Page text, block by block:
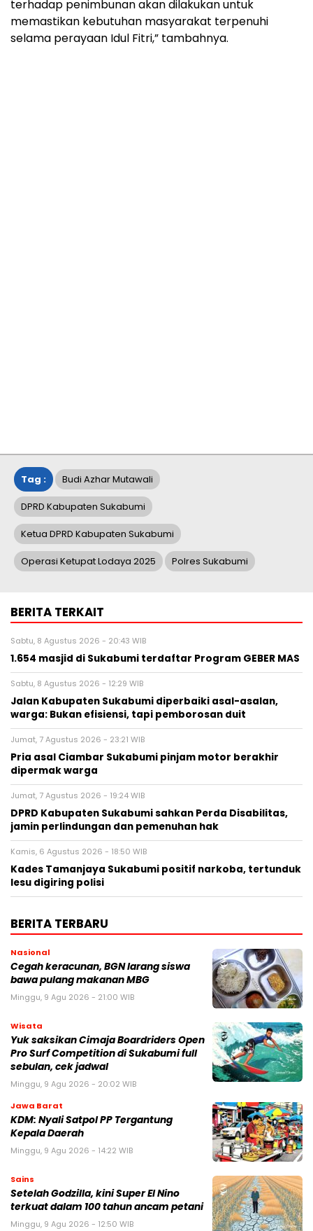
terhadap penimbunan akan dilakukan untuk
memastikan kebutuhan masyarakat terpenuhi
selama perayaan Idul Fitri,” tambahnya.
Tag : Budi Azhar Mutawali
DPRD Kabupaten Sukabumi
Ketua DPRD Kabupaten Sukabumi
Operasi Ketupat Lodaya 2025 Polres Sukabumi
BERITA TERKAIT
Sabtu, 8 Agustus 2026 - 20:43 WIB
1.654 masjid di Sukabumi terdaftar Program GEBER MAS
Sabtu, 8 Agustus 2026 - 12:29 WIB
Jalan Kabupaten Sukabumi diperbaiki asal-asalan,
warga: Bukan efisiensi, tapi pemborosan duit
Jumat, 7 Agustus 2026 - 23:21 WIB
Pria asal Ciambar Sukabumi pinjam motor berakhir
dipermak warga
Jumat, 7 Agustus 2026 - 19:24 WIB
DPRD Kabupaten Sukabumi sahkan Perda Disabilitas,
jamin perlindungan dan pemenuhan hak
Kamis, 6 Agustus 2026 - 18:50 WIB
Kades Tamanjaya Sukabumi positif narkoba, tertunduk
lesu digiring polisi
BERITA TERBARU
Nasional
Cegah keracunan, BGN larang siswa
bawa pulang makanan MBG
Minggu, 9 Agu 2026 - 21:00 WIB
Wisata
Yuk saksikan Cimaja Boardriders Open
Pro Surf Competition di Sukabumi full
sebulan, cek jadwal
Minggu, 9 Agu 2026 - 20:02 WIB
Jawa Barat
KDM: Nyali Satpol PP Tergantung
Kepala Daerah
Minggu, 9 Agu 2026 - 14:22 WIB
Sains
Setelah Godzilla, kini Super El Nino
terkuat dalam 100 tahun ancam petani
Minggu, 9 Agu 2026 - 12:50 WIB